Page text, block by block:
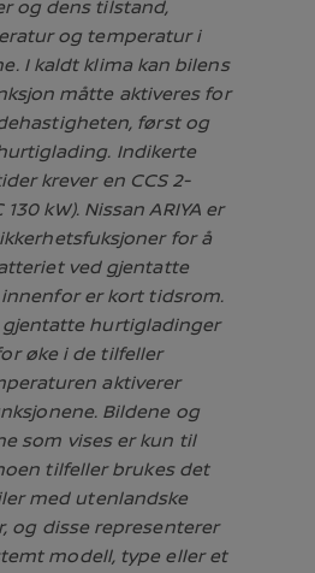
og dens tilstand,
og temperatur i
I kaldt klima kan bilens
måtte aktiveres for
først og
Indikerte
krever en CCS 2-
kW). Nissan ARIYA er
for å
ved gjentatte
er kort tidsrom.
gjentatte hurtigladinger
øke i de tilfeller
aktiverer
Bildene og
som vises er kun til
tilfeller brukes det
med utenlandske
og disse representerer
modell, type eller et